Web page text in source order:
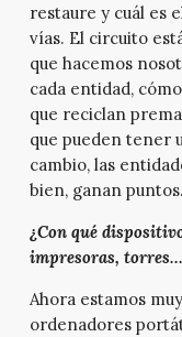
restaure y cuál es
vías. El circuito
que hacemos
cada entidad,
que reciclan
que pueden tener
cambio, las
bien, ganan puntos.
¿Con qué
impresoras, torres…
Ahora estamos
ordenadores